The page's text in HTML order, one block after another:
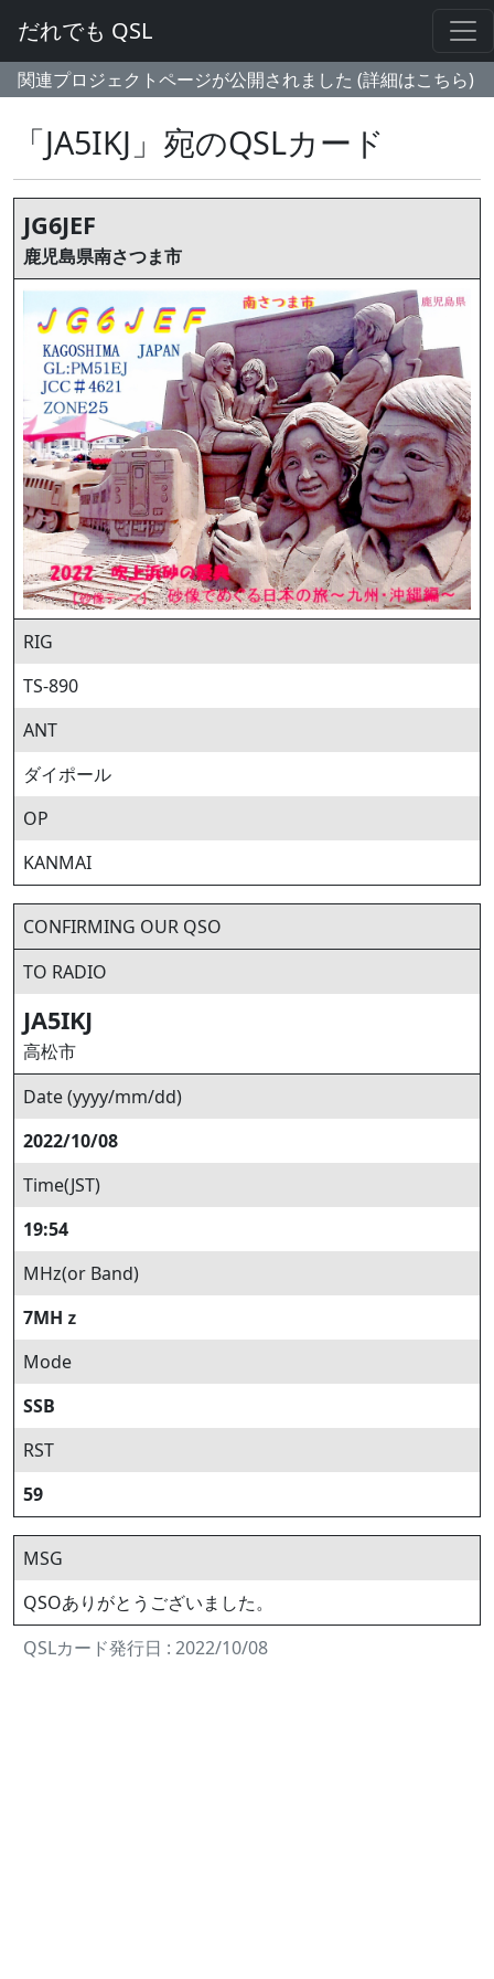
だれでも QSL
関連プロジェクトページが公開されました (詳細はこちら)
「JA5IKJ」宛のQSLカード
JG6JEF
鹿児島県南さつま市
RIG
TS-890
ANT
ダイポール
OP
KANMAI
CONFIRMING OUR QSO
TO RADIO
JA5IKJ
高松市
Date (yyyy/mm/dd)
2022/10/08
Time(JST)
19:54
MHz(or Band)
7MHｚ
Mode
SSB
RST
59
MSG
QSOありがとうございました。
QSLカード発行日 : 2022/10/08